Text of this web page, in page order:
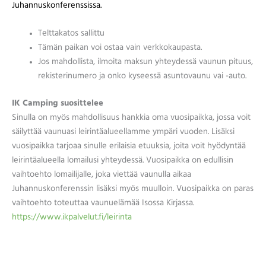
Juhannuskonferenssissa.
Telttakatos sallittu
Tämän paikan voi ostaa vain verkkokaupasta.
Jos mahdollista, ilmoita maksun yhteydessä vaunun pituus,
rekisterinumero ja onko kyseessä asuntovaunu vai -auto.
IK Camping suosittelee
Sinulla on myös mahdollisuus hankkia oma vuosipaikka, jossa voit
säilyttää vaunuasi leirintäalueellamme ympäri vuoden. Lisäksi
vuosipaikka tarjoaa sinulle erilaisia etuuksia, joita voit hyödyntää
leirintäalueella lomailusi yhteydessä. Vuosipaikka on edullisin
vaihtoehto lomailijalle, joka viettää vaunulla aikaa
Juhannuskonferenssin lisäksi myös muulloin. Vuosipaikka on paras
vaihtoehto toteuttaa vaunuelämää Isossa Kirjassa.
https://www.ikpalvelut.fi/leirinta